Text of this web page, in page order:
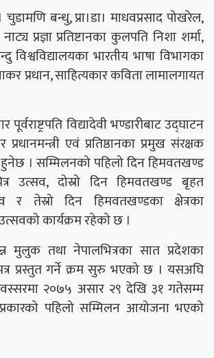
चुडामणि बन्धु, प्रा।डा। माधवप्रसाद पोखरेल,
प्रज्ञा प्रतिष्टानका कुलपति निशा शर्मा,
विश्वविद्यालयका भारतीय भाषा विभागका
प्रधान, साहित्यकार कविता लामालगायत
विद्यादेवी भण्डारीबाट उद्घाटन
एवं प्रतिष्ठानका प्रमुख संरक्षक
। सम्मिलनको पहिलो दिन हिमवतखण्ड
उत्सव, दोस्रो दिन हिमवतखण्ड बृहत
र तेस्रो दिन हिमवतखण्डका क्षेत्रका
कार्यक्रम रहेको छ ।
मुलुक तथा नेपालभित्रका सात प्रदेशका
प्रस्तुत गर्ने क्रम सुरु भएको छ । यसअघि
२०७५ असार २९ देखि ३१ गतेसम्म
पहिलो सम्मिलन आयोजना भएको